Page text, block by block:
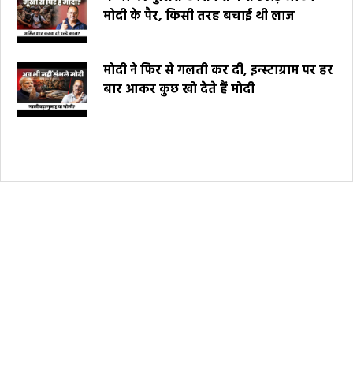
मोदी के पैर, किसी तरह बचाई थी लाज
मोदी ने फिर से गलती कर दी, इन्स्टाग्राम पर हर
बार आकर कुछ खो देते हैं मोदी